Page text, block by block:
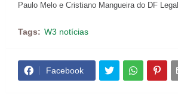
Paulo Melo e Cristiano Mangueira do DF Legal
Tags: W3 notícias
Facebook